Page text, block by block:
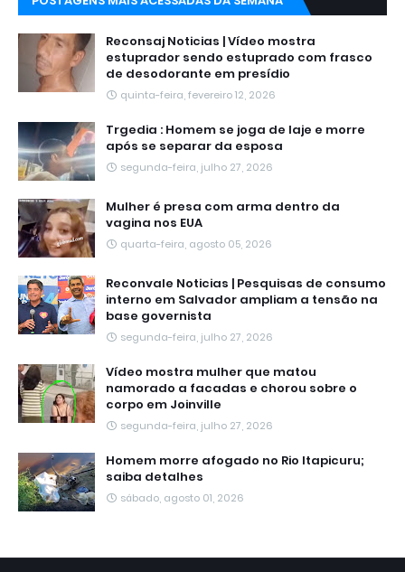
Reconsaj Noticias | Vídeo mostra
estuprador sendo estuprado com frasco
de desodorante em presídio
quinta-feira, fevereiro 12, 2026
Trgedia : Homem se joga de laje e morre
após se separar da esposa
segunda-feira, julho 27, 2026
Mulher é presa com arma dentro da
vagina nos EUA
quarta-feira, agosto 05, 2026
Reconvale Noticias | Pesquisas de consumo
interno em Salvador ampliam a tensão na
base governista
segunda-feira, julho 27, 2026
Vídeo mostra mulher que matou
namorado a facadas e chorou sobre o
corpo em Joinville
segunda-feira, julho 27, 2026
Homem morre afogado no Rio Itapicuru;
saiba detalhes
sábado, agosto 01, 2026